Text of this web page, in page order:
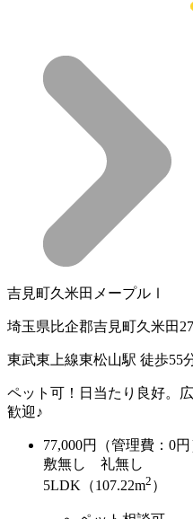
吉見町久米田メープルⅠ
埼玉県比企郡吉見町久米田
東武東上線東松山駅 徒歩55
ペット可！日当たり良好。
歓迎♪
77,000円（管理費：0円
敷無し 礼無し
5LDK（107.22m2 ）